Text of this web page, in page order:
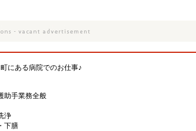
にある病院でのお仕事♪
助手業務全般
浄
下膳